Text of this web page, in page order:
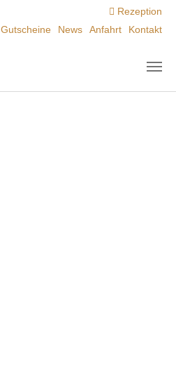
Rezeption
Gutscheine News Anfahrt Kontakt